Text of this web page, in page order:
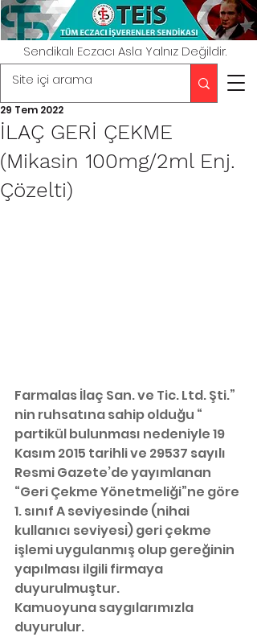
Sendikalı Eczacı Asla Yalnız Değildir.
İLAÇ GERİ ÇEKME
(Mikasin 100mg/2ml Enj.
Çözelti)
29 Tem 2022
Farmalas İlaç San. ve Tic. Ltd. Şti.”
nin ruhsatına sahip olduğu “
partikül bulunması nedeniyle 19
Kasım 2015 tarihli ve 29537 sayılı
Resmi Gazete’de yayımlanan
“Geri Çekme Yönetmeliği”ne göre
1. sınıf A seviyesinde (nihai
kullanıcı seviyesi) geri çekme
işlemi uygulanmış olup gereğinin
yapılması ilgili firmaya
duyurulmuştur.
Kamuoyuna saygılarımızla
duyurulur.